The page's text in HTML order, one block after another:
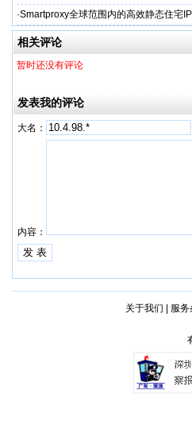
·Smartproxy全球范围内的高效静态住宅
相关评论
暂时还没有评论
发表我的评论
大名：
内容：
关于我们 服务